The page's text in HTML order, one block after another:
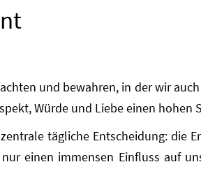
und bewahren, in der wir
Würde und Liebe einen hohen
tägliche Entscheidung: die
einen immensen Einfluss auf